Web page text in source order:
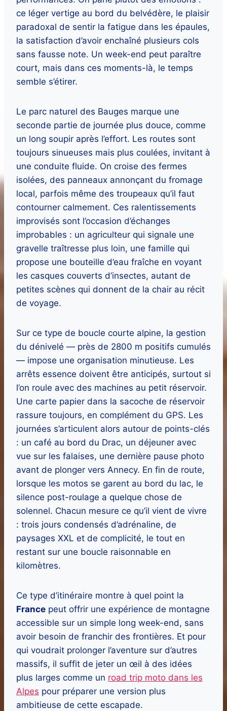
ce léger vertige au bord du belvédère, le plaisir
paradoxal de sentir la fatigue dans les épaules,
la satisfaction d’avoir enchaîné plusieurs cols
sans fausse note. Un week-end peut paraître
court, mais dans ces moments-là, le temps
semble s’étirer.
Le parc naturel des Bauges marque une
seconde partie de journée plus douce, comme
un long soupir après l’effort. Les routes sont
toujours sinueuses mais plus coulées, invitant à
une conduite fluide. On croise des fermes
isolées, des panneaux annonçant du fromage
local, parfois même des troupeaux qu’il faut
contourner calmement. Ces ralentissements
improvisés sont l’occasion d’échanges
improbables : un agriculteur qui signale une
gravelle traîtresse plus loin, une famille qui
propose une bouteille d’eau fraîche en voyant
les casques couverts d’insectes, autant de
petites scènes qui donnent de la chair au récit
de voyage.
Sur ce type de boucle courte alpine, la gestion
du dénivelé — près de 2800 m positifs cumulés
— impose une organisation minutieuse. Les
arrêts essence doivent être anticipés, surtout si
l’on roule avec des machines au petit réservoir.
Une carte papier dans la sacoche de réservoir
rassure toujours, en complément du GPS. Les
journées s’articulent alors autour de points-clés
: un café au bord du Drac, un déjeuner avec
vue sur les falaises, une dernière pause photo
avant de plonger vers Annecy. En fin de route,
lorsque les motos se garent au bord du lac, le
silence post-roulage a quelque chose de
solennel. Chacun mesure ce qu’il vient de vivre
: trois jours condensés d’adrénaline, de
paysages XXL et de complicité, le tout en
restant sur une boucle raisonnable en
kilomètres.
Ce type d’itinéraire montre à quel point la
France peut offrir une expérience de montagne
accessible sur un simple long week-end, sans
avoir besoin de franchir des frontières. Et pour
qui voudrait prolonger l’aventure sur d’autres
massifs, il suffit de jeter un œil à des idées
plus larges comme un road trip moto dans les
Alpes pour préparer une version plus
ambitieuse de cette escapade.